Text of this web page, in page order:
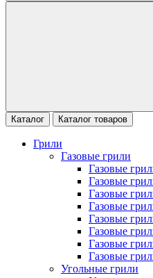
Каталог Каталог товаров
Грили
Газовые грили
Газовые
Газовые
Газовые
Газовые
Газовые
Газовые
Газовые
Газовые
Угольные грили